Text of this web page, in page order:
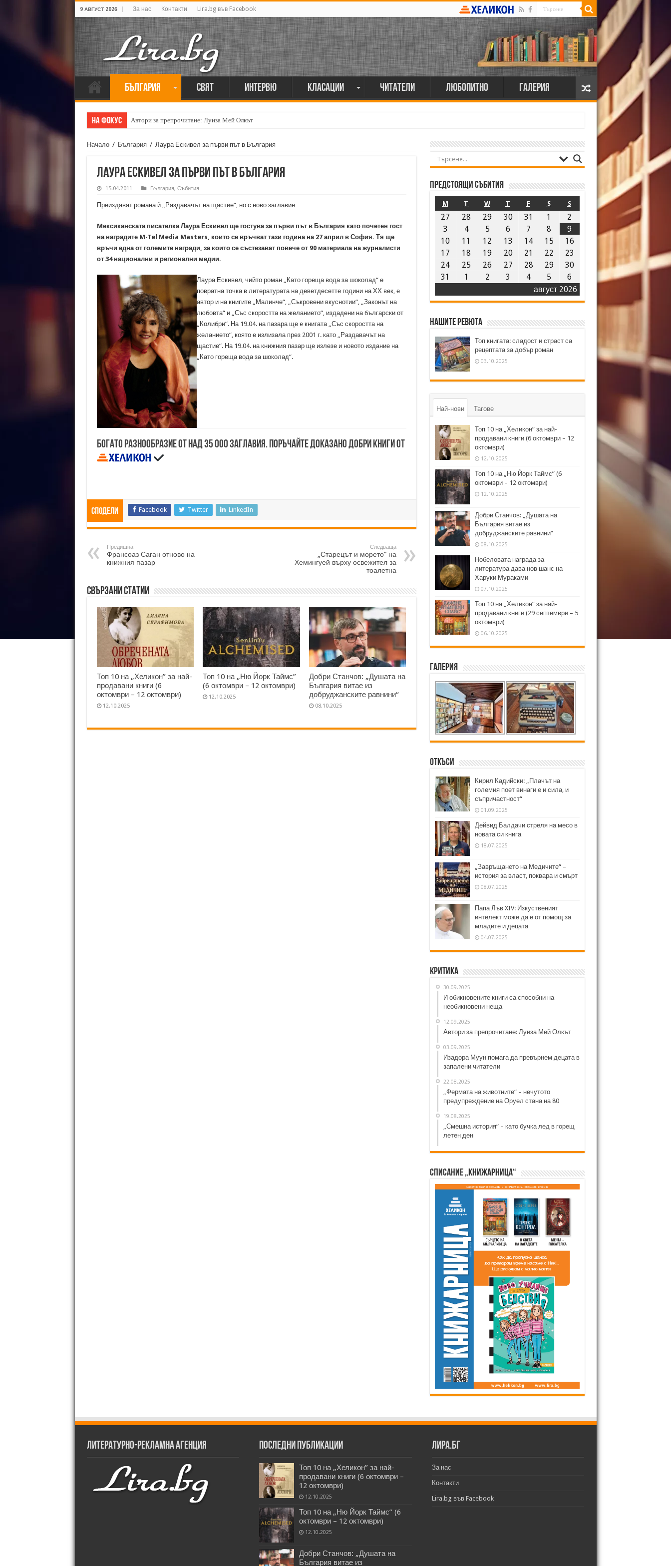
9 АВГУСТ 2026 За нас Контакти Lira.bg във Facebook
България Свят Интервю Класации Читатели Любопитно Галерия
На фокус Автори за препрочитане: Луиза Мей Олкът
Начало / България / Лаура Ескивел за първи път в България
Лаура Ескивел за първи път в България
15.04.2011 България, Събития
Преиздават романа й „Раздавачът на щастие“, но с ново заглавие
Mексиканската писателка Лаура Ескивел ще гостува за първи път в България като почетен гост
на наградите M-Tel Media Masters, които се връчват тази година на 27 април в София. Тя ще
връчи една от големите награди, за които се състезават повече от 90 материала на журналисти
от 34 национални и регионални медии.
Лаура Ескивел, чийто роман „Като гореща вода за шоколад“ е
повратна точка в литературата на деветдесетте години на ХХ век, е
автор и на книгите „Малинче“, „Съкровени вкуснотии“, „Законът на
любовта“ и „Със скоростта на желанието“, издадени на български от
„Колибри“. На 19.04. на пазара ще e книгата „Със скоростта на
желанието“, която е излизала през 2001 г. като „Раздавачът на
щастие“. На 19.04. на книжния пазар ще излезе и новото издание на
„Като гореща вода за шоколад“.
Богато разнообразие от над 35 000 заглавия. Поръчайте доказано добри книги от
Сподели Facebook Twitter LinkedIn
Предишна
Франсоаз Саган отново на
книжния пазар
Следваща
„Старецът и морето” на
Хемингуей върху освежител за
тоалетна
Свързани статии
Топ 10 на „Хеликон” за най-
продавани книги (6
октомври – 12 октомври)
12.10.2025
Топ 10 на „Ню Йорк Таймс”
(6 октомври – 12 октомври)
12.10.2025
Добри Станчов: „Душата на
България витае из
добруджанските равнини“
08.10.2025
Предстоящи събития
август 2026
M T W T F S S
27 28 29 30 31 1
2
3
4 5 6 7 8
9
10
11 12 13 14 15
16
17
18 19 20 21 22
23
24
25 26 27 28 29
30
31
1 2 3 4 5 6
Нашите ревюта
Топ книгата: сладост и страст са
рецептата за добър роман
03.10.2025
Най-нови Тагове
Топ 10 на „Хеликон” за най-
продавани книги (6 октомври – 12
октомври)
12.10.2025
Топ 10 на „Ню Йорк Таймс” (6
октомври – 12 октомври)
12.10.2025
Добри Станчов: „Душата на
България витае из
добруджанските равнини“
08.10.2025
Нобеловата награда за
литература дава нов шанс на
Харуки Мураками
07.10.2025
Топ 10 на „Хеликон” за най-
продавани книги (29 септември – 5
октомври)
06.10.2025
Галерия
Откъси
Кирил Кадийски: „Плачът на
големия поет винаги е и сила, и
съпричастност“
01.09.2025
Дейвид Балдачи стреля на месо в
новата си книга
18.07.2025
„Завръщането на Медичите“ –
история за власт, поквара и смърт
08.07.2025
Папа Лъв XIV: Изкуственият
интелект може да е от помощ за
младите и децата
04.07.2025
Критика
30.09.2025
И обикновените книги са способни на
необикновени неща
12.09.2025
Автори за препрочитане: Луиза Мей Олкът
03.09.2025
Изадора Муун помага да превърнем децата в
запалени читатели
22.08.2025
„Фермата на животните“ – нечутото
предупреждение на Оруел стана на 80
19.08.2025
„Смешна история“ – като бучка лед в горещ
летен ден
Списание „Книжарница“
Литературно-рекламна агенция Последни публикации
Топ 10 на „Хеликон” за най-
продавани книги (6 октомври –
12 октомври)
12.10.2025
Топ 10 на „Ню Йорк Таймс” (6
октомври – 12 октомври)
12.10.2025
Добри Станчов: „Душата на
България витае из
Лира.бг
За нас
Контакти
Lira.bg във Facebook